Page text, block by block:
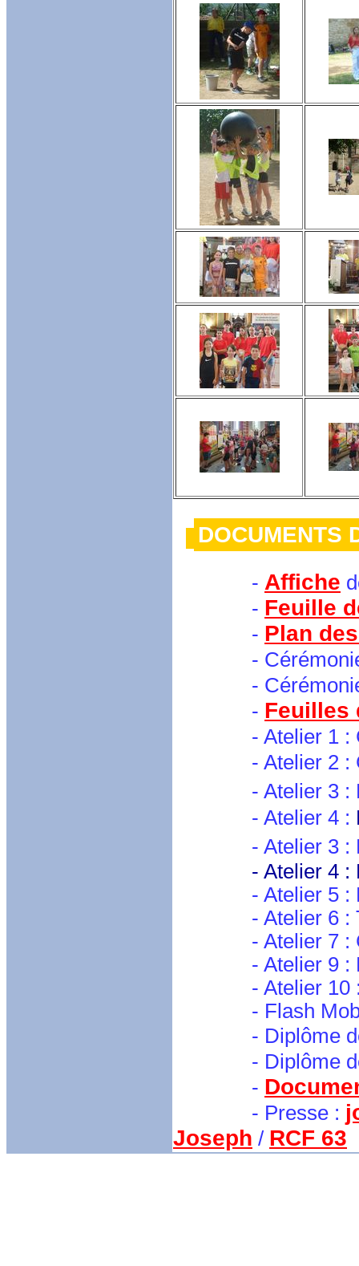
- Affiche
- Feuille
- Plan
-
-
- Feuilles
- Atelier 1 :
- Atelier 2 :
- Atelier 3 :
- Atelier 4 :
- Atelier 3 :
- Atelier 4 :
- Atelier 5 :
- Atelier 6 : Tir
- Atelier 7 :
- Atelier 9 :
- Atelier 10 :
- Flash Mob
- Diplôme
- Diplôme
-
- Presse :
Joseph / RCF 63